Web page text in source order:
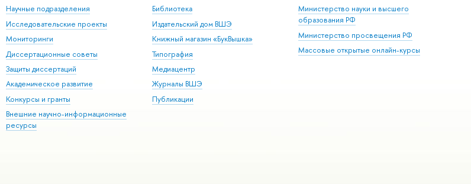
Научные подразделения
Исследовательские проекты
Мониторинги
Диссертационные советы
Защиты диссертаций
Академическое развитие
Конкурсы и гранты
Внешние научно-информационные
ресурсы
Библиотека
Издательский дом ВШЭ
Книжный магазин «БукВышка»
Типография
Медиацентр
Журналы ВШЭ
Публикации
Министерство науки и высшего
образования РФ
Министерство просвещения РФ
Массовые открытые онлайн-курсы